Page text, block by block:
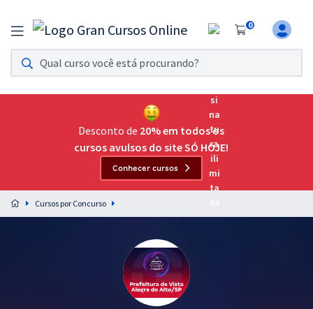
0
Assinatura Ilimitada 11
Acesso a todos os cursos. Teste grátis por 7 dias!
Assinatura OAB Até Passar
Acesso ilimitado a toda preparação para o Exame da
Preparação completa e intensiva para as principais
residências em saúde do Brasil
Desconto de 20% em todos os
cursos avulsos do site SÓ HOJE!
Conhecer cursos
Cursos por Concurso